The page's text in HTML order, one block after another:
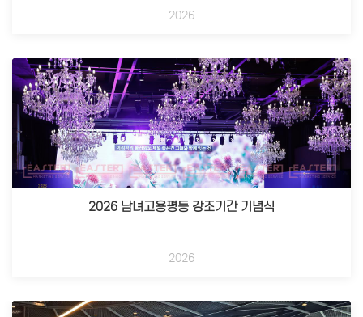
2026
2026 남녀고용평등 강조기간 기념식
2026